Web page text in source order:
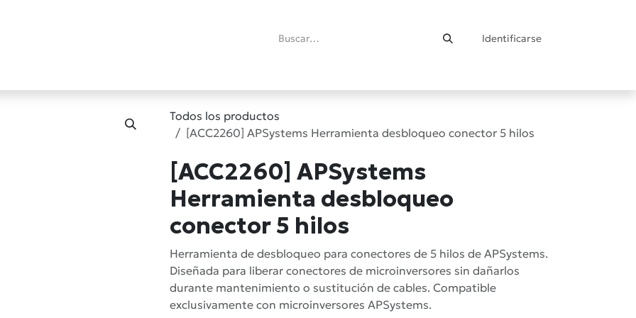
Identificarse
Todos los productos
[ACC2260] APSystems Herramienta desbloqueo conector 5 hilos
[ACC2260] APSystems
Herramienta desbloqueo
conector 5 hilos
Herramienta de desbloqueo para conectores de 5 hilos de APSystems.
Diseñada para liberar conectores de microinversores sin dañarlos
durante mantenimiento o sustitución de cables. Compatible
exclusivamente con microinversores APSystems.